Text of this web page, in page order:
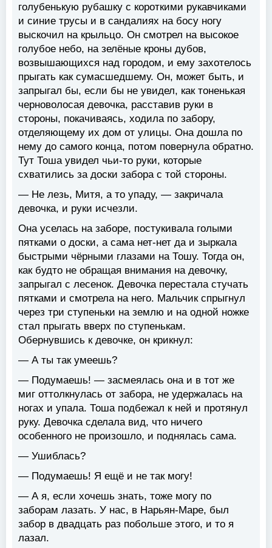
голубенькую рубашку с короткими рукавчиками
и синие трусы и в сандалиях на босу ногу
выскочил на крыльцо. Он смотрел на высокое
голубое небо, на зелёные кроны дубов,
возвышающихся над городом, и ему захотелось
прыгать как сумасшедшему. Он, может быть, и
запрыгал бы, если бы не увидел, как тоненькая
черноволосая девочка, расставив руки в
стороны, покачиваясь, ходила по забору,
отделяющему их дом от улицы. Она дошла по
нему до самого конца, потом повернула обратно.
Тут Тоша увидел чьи-то руки, которые
схватились за доски забора с той стороны.
— Не лезь, Митя, а то упаду, — закричала
девочка, и руки исчезли.
Она уселась на заборе, постукивала голыми
пятками о доски, а сама нет-нет да и зыркала
быстрыми чёрными глазами на Тошу. Тогда он,
как будто не обращая внимания на девочку,
запрыгал с лесенок. Девочка перестала стучать
пятками и смотрела на него. Мальчик спрыгнул
через три ступеньки на землю и на одной ножке
стал прыгать вверх по ступенькам.
Обернувшись к девочке, он крикнул:
— А ты так умеешь?
— Подумаешь! — засмеялась она и в тот же
миг оттолкнулась от забора, не удержалась на
ногах и упала. Тоша подбежал к ней и протянул
руку. Девочка сделала вид, что ничего
особенного не произошло, и поднялась сама.
— Ушиблась?
— Подумаешь! Я ещё и не так могу!
— А я, если хочешь знать, тоже могу по
заборам лазать. У нас, в Нарьян-Маре, был
забор в двадцать раз побольше этого, и то я
лазал.